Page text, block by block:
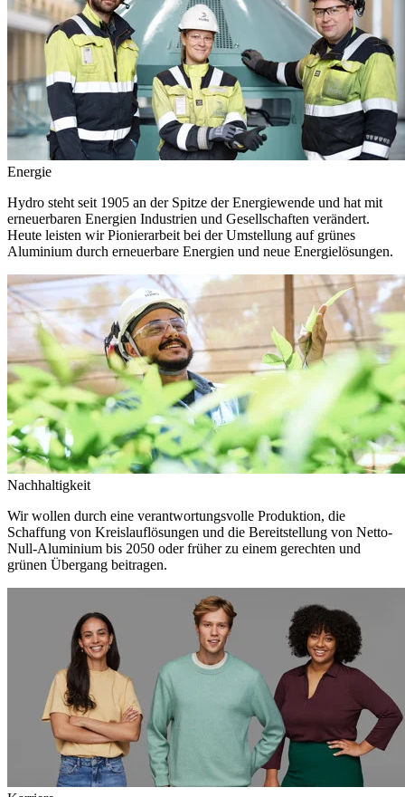
Energie
Hydro steht seit 1905 an der Spitze der Energiewende und hat mit
erneuerbaren Energien Industrien und Gesellschaften verändert.
Heute leisten wir Pionierarbeit bei der Umstellung auf grünes
Aluminium durch erneuerbare Energien und neue Energielösungen.
Nachhaltigkeit
Wir wollen durch eine verantwortungsvolle Produktion, die
Schaffung von Kreislauflösungen und die Bereitstellung von Netto-
Null-Aluminium bis 2050 oder früher zu einem gerechten und
grünen Übergang beitragen.